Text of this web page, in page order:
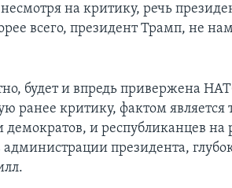
на критику, речь
всего, президент Трамп, не
будет и впредь привержена
ранее критику, фактом является
и республиканцев на
администрации президента,